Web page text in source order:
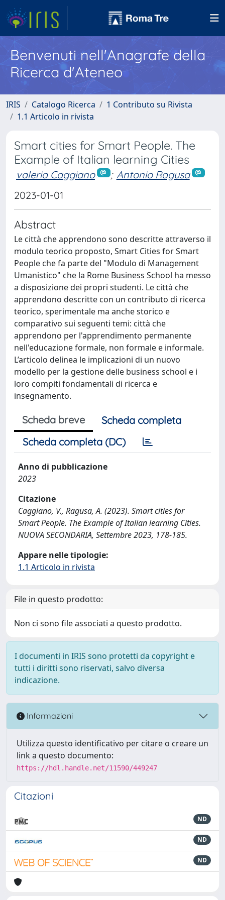
Benvenuti nell'Anagrafe della
Ricerca d'Ateneo
IRIS Catalogo Ricerca
1 Contributo su Rivista
1.1 Articolo in rivista
Smart cities for Smart People. The
Example of Italian learning Cities
valeria Caggiano ; Antonio Ragusa
2023-01-01
Abstract
Le città che apprendono sono descritte attraverso il
modulo teorico proposto, Smart Cities for Smart
People che fa parte del "Modulo di Management
Umanistico" che la Rome Business School ha messo
a disposizione dei propri studenti. Le città che
apprendono descritte con un contributo di ricerca
teorico, sperimentale ma anche storico e
comparativo sui seguenti temi: città che
apprendono per l'apprendimento permanente
nell'educazione formale, non formale e informale.
L’articolo delinea le implicazioni di un nuovo
modello per la gestione delle business school e i
loro compiti fondamentali di ricerca e
insegnamento.
Scheda breve
Scheda completa
Scheda completa (DC)
Anno di pubblicazione
2023
Citazione
Caggiano, V., Ragusa, A. (2023). Smart cities for
Smart People. The Example of Italian learning Cities.
NUOVA SECONDARIA, Settembre 2023, 178-185.
Appare nelle tipologie:
1.1 Articolo in rivista
File in questo prodotto:
Non ci sono file associati a questo prodotto.
I documenti in IRIS sono protetti da copyright e
tutti i diritti sono riservati, salvo diversa
indicazione.
Informazioni
Utilizza questo identificativo per citare o creare un
link a questo documento:
https://hdl.handle.net/11590/449247
Citazioni
ND
ND
ND